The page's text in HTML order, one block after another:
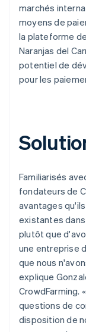
marchés
moyens de
la plateforme
Naranjas del
potentiel de
pour les
Familiarisés
fondateurs de
avantages
existantes
plutôt que
une entreprise
que nous
explique
CrowdFarming.
questions de
disposition de